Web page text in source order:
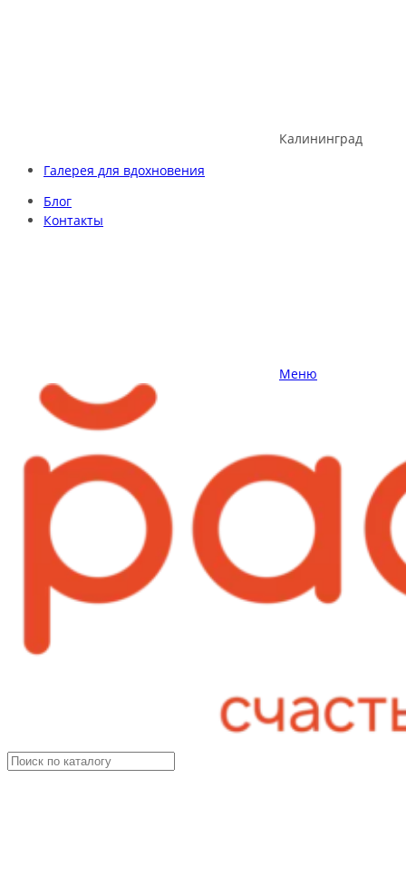
Калининград
Галерея для вдохновения
Блог
Контакты
Меню